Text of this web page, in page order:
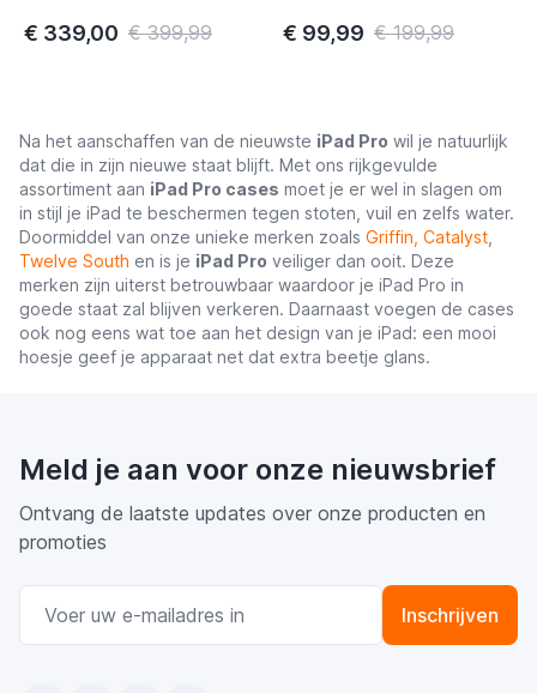
Zwart
€ 339,00 € 399,99
Flame Red
€ 99,99 € 199,99
Na het aanschaffen van de nieuwste iPad Pro wil je natuurlijk
dat die in zijn nieuwe staat blijft. Met ons rijkgevulde
assortiment aan iPad Pro cases moet je er wel in slagen om
in stijl je iPad te beschermen tegen stoten, vuil en zelfs water.
Doormiddel van onze unieke merken zoals Griffin, Catalyst
Twelve South en is je iPad Pro veiliger dan ooit. Deze
merken zijn uiterst betrouwbaar waardoor je iPad Pro in
goede staat zal blijven verkeren. Daarnaast voegen de cases
ook nog eens wat toe aan het design van je iPad: een mooi
hoesje geef je apparaat net dat extra beetje glans.
Meld je aan voor onze nieuwsbrief
Ontvang de laatste updates over onze producten en
promoties
Inschrijven